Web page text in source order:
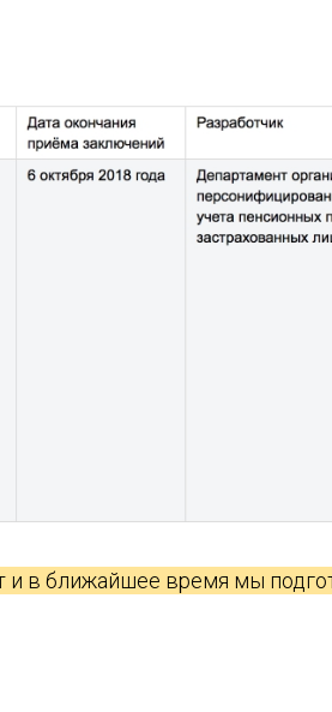
и в ближайшее время мы